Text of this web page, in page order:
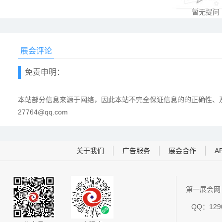
暂无提问
展会评论
免责申明：
本站部分信息来源于网络，因此本站不完全保证信息的的正确性
27764@qq.com
关于我们 广告服务 展会合作
第一展会
QQ：